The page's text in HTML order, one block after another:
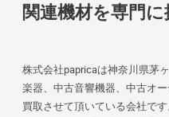
関連機材を専門
株式会社papricaは神奈川県茅
楽器、中古音響機器、中古オ
買取させて頂いている会社で